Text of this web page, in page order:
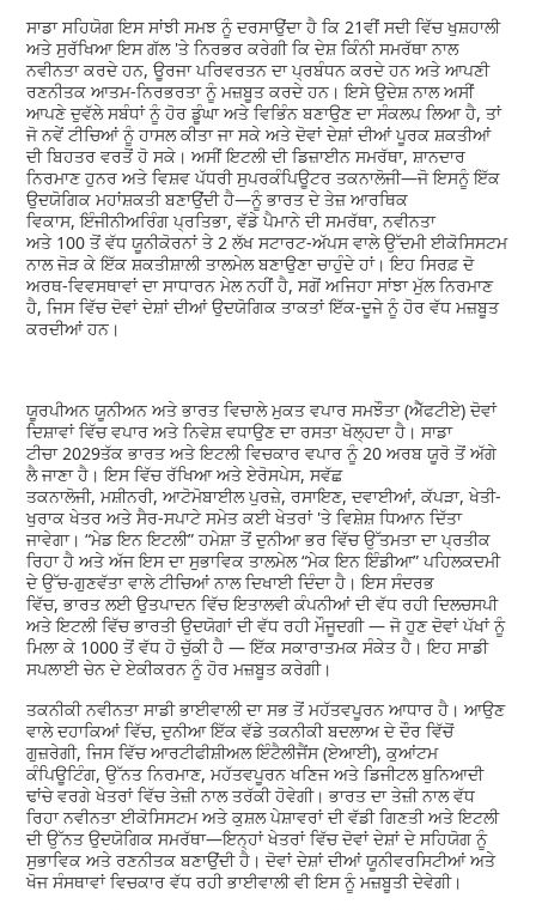
ਸਾਡਾ ਸਹਿਯੋਗ ਇਸ ਸਾਂਝੀ ਸਮਝ ਨੂੰ ਦਰਸਾਉਂਦਾ ਹੈ ਕਿ 21ਵੀਂ ਸਦੀ ਵਿੱਚ ਖੁਸ਼ਹਾਲੀ
ਅਤੇ ਸੁਰੱਖਿਆ ਇਸ ਗੱਲ 'ਤੇ ਨਿਰਭਰ ਕਰੇਗੀ ਕਿ ਦੇਸ਼ ਕਿੰਨੀ ਸਮਰੱਥਾ ਨਾਲ
ਨਵੀਨਤਾ ਕਰਦੇ ਹਨ, ਊਰਜਾ ਪਰਿਵਰਤਨ ਦਾ ਪ੍ਰਬੰਧਨ ਕਰਦੇ ਹਨ ਅਤੇ ਆਪਣੀ
ਰਣਨੀਤਕ ਆਤਮ-ਨਿਰਭਰਤਾ ਨੂੰ ਮਜ਼ਬੂਤ ਕਰਦੇ ਹਨ। ਇਸੇ ਉਦੇਸ਼ ਨਾਲ ਅਸੀਂ
ਆਪਣੇ ਦੁਵੱਲੇ ਸਬੰਧਾਂ ਨੂੰ ਹੋਰ ਡੂੰਘਾ ਅਤੇ ਵਿਭਿੰਨ ਬਣਾਉਣ ਦਾ ਸੰਕਲਪ ਲਿਆ ਹੈ, ਤਾਂ
ਜੋ ਨਵੇਂ ਟੀਚਿਆਂ ਨੂੰ ਹਾਸਲ ਕੀਤਾ ਜਾ ਸਕੇ ਅਤੇ ਦੋਵਾਂ ਦੇਸ਼ਾਂ ਦੀਆਂ ਪੂਰਕ ਸ਼ਕਤੀਆਂ
ਦੀ ਬਿਹਤਰ ਵਰਤੋਂ ਹੋ ਸਕੇ। ਅਸੀਂ ਇਟਲੀ ਦੀ ਡਿਜ਼ਾਈਨ ਸਮਰੱਥਾ, ਸ਼ਾਨਦਾਰ
ਨਿਰਮਾਣ ਹੁਨਰ ਅਤੇ ਵਿਸ਼ਵ ਪੱਧਰੀ ਸੁਪਰਕੰਪਿਊਟਰ ਤਕਨਾਲੋਜੀ—ਜੋ ਇਸਨੂੰ ਇੱਕ
ਉਦਯੋਗਿਕ ਮਹਾਂਸ਼ਕਤੀ ਬਣਾਉਂਦੀ ਹੈ—ਨੂੰ ਭਾਰਤ ਦੇ ਤੇਜ਼ ਆਰਥਿਕ
ਵਿਕਾਸ, ਇੰਜੀਨੀਅਰਿੰਗ ਪ੍ਰਤਿਭਾ, ਵੱਡੇ ਪੈਮਾਨੇ ਦੀ ਸਮਰੱਥਾ, ਨਵੀਨਤਾ
ਅਤੇ 100 ਤੋਂ ਵੱਧ ਯੂਨੀਕੋਰਨਾਂ ਤੇ 2 ਲੱਖ ਸਟਾਰਟ-ਅੱਪਸ ਵਾਲੇ ਉੱਦਮੀ ਈਕੋਸਿਸਟਮ
ਨਾਲ ਜੋੜ ਕੇ ਇੱਕ ਸ਼ਕਤੀਸ਼ਾਲੀ ਤਾਲਮੇਲ ਬਣਾਉਣਾ ਚਾਹੁੰਦੇ ਹਾਂ। ਇਹ ਸਿਰਫ਼ ਦੋ
ਅਰਥ-ਵਿਵਸਥਾਵਾਂ ਦਾ ਸਾਧਾਰਨ ਮੇਲ ਨਹੀਂ ਹੈ, ਸਗੋਂ ਅਜਿਹਾ ਸਾਂਝਾ ਮੁੱਲ ਨਿਰਮਾਣ
ਹੈ, ਜਿਸ ਵਿੱਚ ਦੋਵਾਂ ਦੇਸ਼ਾਂ ਦੀਆਂ ਉਦਯੋਗਿਕ ਤਾਕਤਾਂ ਇੱਕ-ਦੂਜੇ ਨੂੰ ਹੋਰ ਵੱਧ ਮਜ਼ਬੂਤ
ਕਰਦੀਆਂ ਹਨ।
ਯੂਰਪੀਅਨ ਯੂਨੀਅਨ ਅਤੇ ਭਾਰਤ ਵਿਚਾਲੇ ਮੁਕਤ ਵਪਾਰ ਸਮਝੌਤਾ (ਐੱਫਟੀਏ) ਦੋਵਾਂ
ਦਿਸ਼ਾਵਾਂ ਵਿੱਚ ਵਪਾਰ ਅਤੇ ਨਿਵੇਸ਼ ਵਧਾਉਣ ਦਾ ਰਸਤਾ ਖੋਲ੍ਹਦਾ ਹੈ। ਸਾਡਾ
ਟੀਚਾ 2029ਤੱਕ ਭਾਰਤ ਅਤੇ ਇਟਲੀ ਵਿਚਕਾਰ ਵਪਾਰ ਨੂੰ 20 ਅਰਬ ਯੂਰੋ ਤੋਂ ਅੱਗੇ
ਲੈ ਜਾਣਾ ਹੈ। ਇਸ ਵਿੱਚ ਰੱਖਿਆ ਅਤੇ ਏਰੋਸਪੇਸ, ਸਵੱਛ
ਤਕਨਾਲੋਜੀ, ਮਸ਼ੀਨਰੀ, ਆਟੋਮੋਬਾਈਲ ਪੁਰਜ਼ੇ, ਰਸਾਇਣ, ਦਵਾਈਆਂ, ਕੱਪੜਾ, ਖੇਤੀ-
ਖੁਰਾਕ ਖੇਤਰ ਅਤੇ ਸੈਰ-ਸਪਾਟੇ ਸਮੇਤ ਕਈ ਖੇਤਰਾਂ 'ਤੇ ਵਿਸ਼ੇਸ਼ ਧਿਆਨ ਦਿੱਤਾ
ਜਾਵੇਗਾ। “ਮੇਡ ਇਨ ਇਟਲੀ” ਹਮੇਸ਼ਾ ਤੋਂ ਦੁਨੀਆ ਭਰ ਵਿੱਚ ਉੱਤਮਤਾ ਦਾ ਪ੍ਰਤੀਕ
ਰਿਹਾ ਹੈ ਅਤੇ ਅੱਜ ਇਸ ਦਾ ਸੁਭਾਵਿਕ ਤਾਲਮੇਲ “ਮੇਕ ਇਨ ਇੰਡੀਆ” ਪਹਿਲਕਦਮੀ
ਦੇ ਉੱਚ-ਗੁਣਵੱਤਾ ਵਾਲੇ ਟੀਚਿਆਂ ਨਾਲ ਦਿਖਾਈ ਦਿੰਦਾ ਹੈ। ਇਸ ਸੰਦਰਭ
ਵਿੱਚ, ਭਾਰਤ ਲਈ ਉਤਪਾਦਨ ਵਿੱਚ ਇਤਾਲਵੀ ਕੰਪਨੀਆਂ ਦੀ ਵੱਧ ਰਹੀ ਦਿਲਚਸਪੀ
ਅਤੇ ਇਟਲੀ ਵਿੱਚ ਭਾਰਤੀ ਉਦਯੋਗਾਂ ਦੀ ਵੱਧ ਰਹੀ ਮੌਜੂਦਗੀ — ਜੋ ਹੁਣ ਦੋਵਾਂ ਪੱਖਾਂ ਨੂੰ
ਮਿਲਾ ਕੇ 1000 ਤੋਂ ਵੱਧ ਹੋ ਚੁੱਕੀ ਹੈ — ਇੱਕ ਸਕਾਰਾਤਮਕ ਸੰਕੇਤ ਹੈ। ਇਹ ਸਾਡੀ
ਸਪਲਾਈ ਚੇਨ ਦੇ ਏਕੀਕਰਨ ਨੂੰ ਹੋਰ ਮਜ਼ਬੂਤ ਕਰੇਗੀ।
ਤਕਨੀਕੀ ਨਵੀਨਤਾ ਸਾਡੀ ਭਾਈਵਾਲੀ ਦਾ ਸਭ ਤੋਂ ਮਹੱਤਵਪੂਰਨ ਆਧਾਰ ਹੈ। ਆਉਣ
ਵਾਲੇ ਦਹਾਕਿਆਂ ਵਿੱਚ, ਦੁਨੀਆ ਇੱਕ ਵੱਡੇ ਤਕਨੀਕੀ ਬਦਲਾਅ ਦੇ ਦੌਰ ਵਿੱਚੋਂ
ਗੁਜ਼ਰੇਗੀ, ਜਿਸ ਵਿੱਚ ਆਰਟੀਫੀਸ਼ੀਅਲ ਇੰਟੈਲੀਜੈਂਸ (ਏਆਈ), ਕੁਆਂਟਮ
ਕੰਪਿਊਟਿੰਗ, ਉੱਨਤ ਨਿਰਮਾਣ, ਮਹੱਤਵਪੂਰਨ ਖਣਿਜ ਅਤੇ ਡਿਜੀਟਲ ਬੁਨਿਆਦੀ
ਢਾਂਚੇ ਵਰਗੇ ਖੇਤਰਾਂ ਵਿੱਚ ਤੇਜ਼ੀ ਨਾਲ ਤਰੱਕੀ ਹੋਵੇਗੀ। ਭਾਰਤ ਦਾ ਤੇਜ਼ੀ ਨਾਲ ਵੱਧ
ਰਿਹਾ ਨਵੀਨਤਾ ਈਕੋਸਿਸਟਮ ਅਤੇ ਕੁਸ਼ਲ ਪੇਸ਼ਾਵਰਾਂ ਦੀ ਵੱਡੀ ਗਿਣਤੀ ਅਤੇ ਇਟਲੀ
ਦੀ ਉੱਨਤ ਉਦਯੋਗਿਕ ਸਮਰੱਥਾ—ਇਨ੍ਹਾਂ ਖੇਤਰਾਂ ਵਿੱਚ ਦੋਵਾਂ ਦੇਸ਼ਾਂ ਦੇ ਸਹਿਯੋਗ ਨੂੰ
ਸੁਭਾਵਿਕ ਅਤੇ ਰਣਨੀਤਕ ਬਣਾਉਂਦੀ ਹੈ। ਦੋਵਾਂ ਦੇਸ਼ਾਂ ਦੀਆਂ ਯੂਨੀਵਰਸਿਟੀਆਂ ਅਤੇ
ਖੋਜ ਸੰਸਥਾਵਾਂ ਵਿਚਕਾਰ ਵੱਧ ਰਹੀ ਭਾਈਵਾਲੀ ਵੀ ਇਸ ਨੂੰ ਮਜ਼ਬੂਤੀ ਦੇਵੇਗੀ।